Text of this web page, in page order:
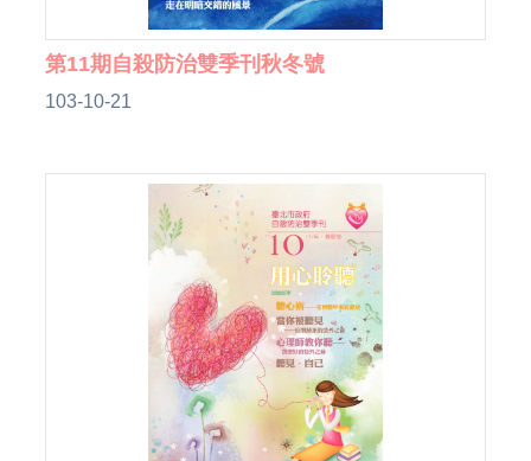
第11期自殺防治雙季刊秋冬號
103-10-21